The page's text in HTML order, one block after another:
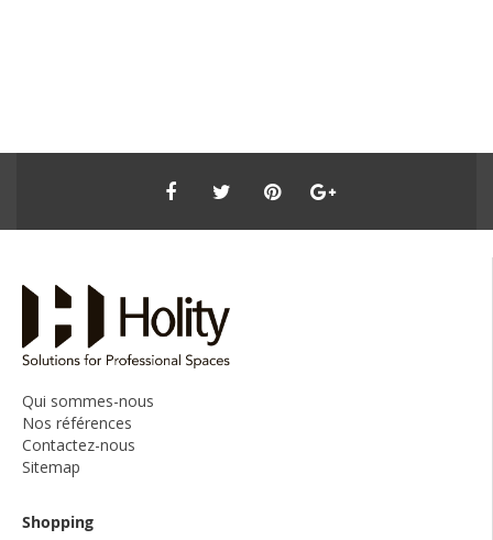
Qui sommes-nous
Nos références
Contactez-nous
Sitemap
Shopping